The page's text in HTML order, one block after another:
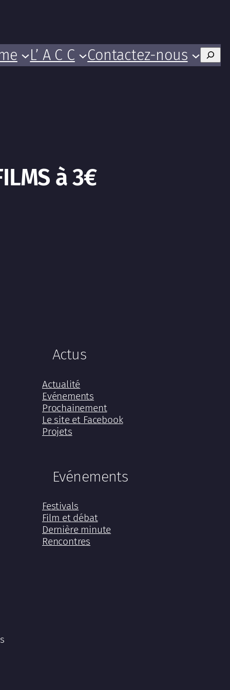
L’ A C C Contactez-nous
à 3€
Actus
Actualité
Evénements
Prochainement
Le site et Facebook
Projets
Evénements
Festivals
Film et débat
Dernière minute
Rencontres